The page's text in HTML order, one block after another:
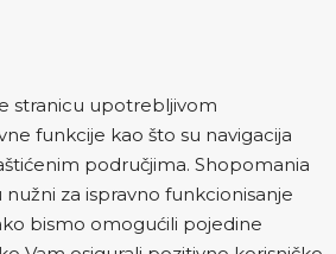
stranicu upotrebljivom
funkcije kao što su navigacija
područjima. Shopomania
nužni za ispravno funkcionisanje
bismo omogućili pojedine